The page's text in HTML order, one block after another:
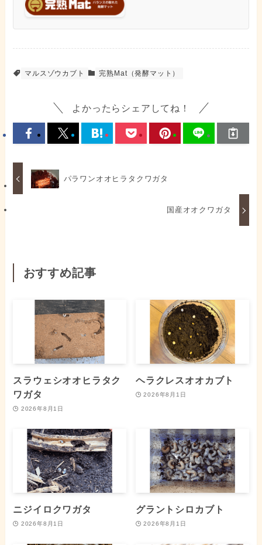
マルスゾウカブト 完熟Mat（発酵マット）
よかったらシェアしてね！
パラワンオオヒラタクワガタ
国産オオクワガタ
おすすめ記事
スラウェシオオヒラタク
ワガタ
2026年8月1日
ヘラクレスオオカブト
2026年8月1日
ニジイロクワガタ
2026年8月1日
グラントシロカブト
2026年8月1日